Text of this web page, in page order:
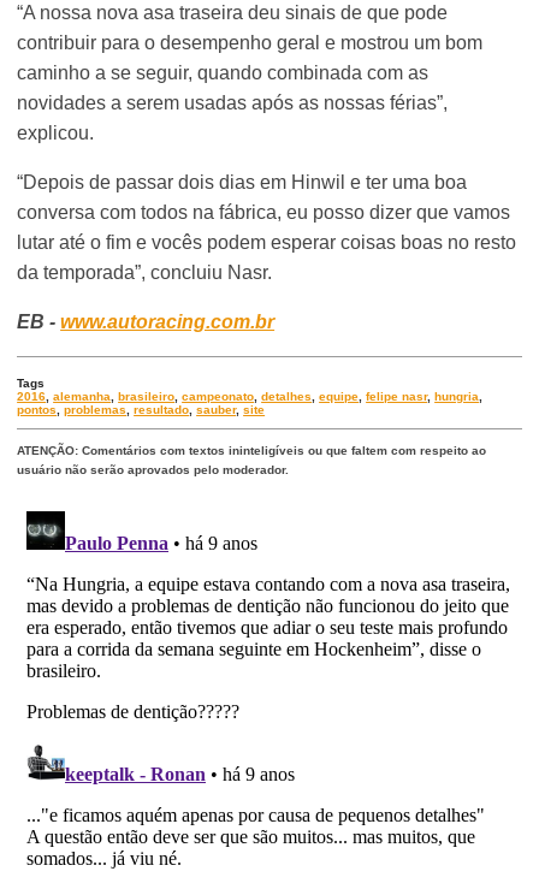
“A nossa nova asa traseira deu sinais de que pode
contribuir para o desempenho geral e mostrou um bom
caminho a se seguir, quando combinada com as
novidades a serem usadas após as nossas férias”,
explicou.
“Depois de passar dois dias em Hinwil e ter uma boa
conversa com todos na fábrica, eu posso dizer que vamos
lutar até o fim e vocês podem esperar coisas boas no resto
da temporada”, concluiu Nasr.
EB -www.autoracing.com.br
Tags
2016 ,alemanha ,brasileiro ,campeonato ,detalhes ,equipe ,felipe nasr,hungria
pontos
,problemas ,resultado ,sauber,site
ATENÇÃO: Comentários com textos ininteligíveis ou que faltem com respeito ao
usuário não serão aprovados pelo moderador.